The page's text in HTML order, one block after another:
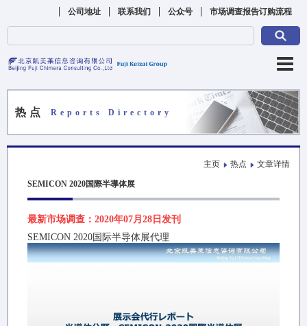
公司地址 联系我们 公众号 市场调查报告订购流程
热点 Reports Directory
主页 热点 文章详情
SEMICON 2020国際半導体展
最新市场调查：2020年07月28日发刊
SEMICON 2020国际半导体展代理